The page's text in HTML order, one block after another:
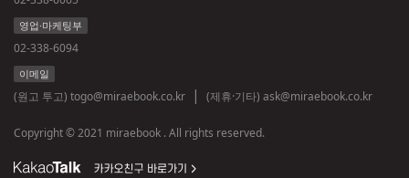
영업·마케팅부
02-338-6094
이메일
(원고 투고) togo@miraebook.co.kr (제휴·기타) ask@miraebook.co.kr
Copyright © 2021 miraebook . All rights reserved.